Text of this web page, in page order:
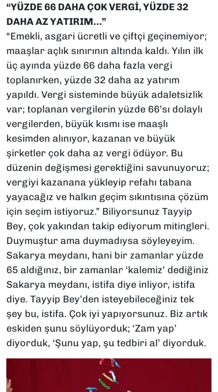
“YÜZDE 66 DAHA ÇOK VERGİ, YÜZDE 32
DAHA AZ YATIRIM…”
“Emekli, asgari ücretli ve çiftçi geçinemiyor;
maaşlar açlık sınırının altında kaldı. Yılın ilk
üç ayında yüzde 66 daha fazla vergi
toplanırken, yüzde 32 daha az yatırım
yapıldı. Vergi sisteminde büyük adaletsizlik
var; toplanan vergilerin yüzde 66’sı dolaylı
vergilerden, büyük kısmı ise maaşlı
kesimden alınıyor, kazanan ve büyük
şirketler çok daha az vergi ödüyor. Bu
düzenin değişmesi gerektiğini savunuyoruz;
vergiyi kazanana yükleyip refahı tabana
yayacağız ve halkın geçim sıkıntısına çözüm
için seçim istiyoruz.” Biliyorsunuz Tayyip
Bey, çok yakından takip ediyorum mitingleri.
Duymuştur ama duymadıysa söyleyeyim.
Sakarya meydanı, hani bir zamanlar yüzde
65 aldığınız, bir zamanlar ‘kalemiz’ dediğiniz
Sakarya meydanı, istifa diye inliyor, istifa
diye. Tayyip Bey’den isteyebileceğiniz tek
şey bu, istifa. Çok iyi yapıyorsunuz. Biz artık
eskiden şunu söylüyorduk; ‘Zam yap’
diyorduk, ‘Şunu yap, şu tedbiri al’ diyorduk.